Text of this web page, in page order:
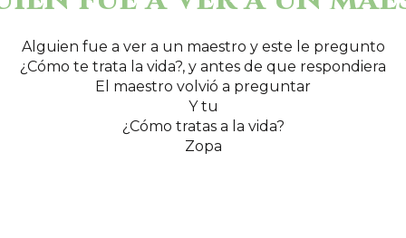
Alguien fue a ver a un maestro y este le pregunto
¿Cómo te trata la vida?, y antes de que respondiera
El maestro volvió a preguntar
Y tu
¿Cómo tratas a la vida?
Zopa